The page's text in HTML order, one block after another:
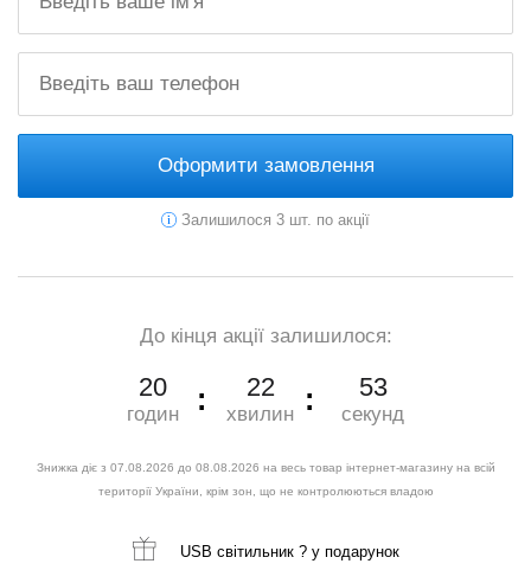
Оформити замовлення
Залишилося 3 шт. по акції
До кінця акції залишилося:
20
годин
22
хвилин
52
секунд
Знижка діє з 07.08.2026 до 08.08.2026 на весь товар інтернет-магазину на всій
території України, крім зон, що не контролюються владою
USB світильник ?у подарунок